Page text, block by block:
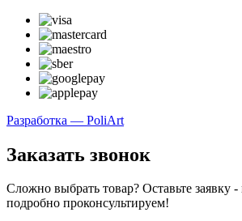
Разработка — PoliArt
Заказать звонок
Сложно выбрать товар? Оставьте заявку
подробно проконсультируем!